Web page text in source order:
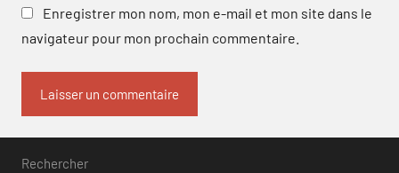
Enregistrer mon nom, mon e-mail et mon site dans le
navigateur pour mon prochain commentaire.
Rechercher